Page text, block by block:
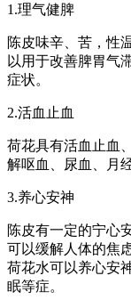
1.理气健脾
陈皮味辛、苦，性
以用于改善脾胃气
症状。
2.活血止血
荷花具有活血止血
解呕血、尿血、月
3.养心安神
陈皮有一定的宁心
可以缓解人体的焦
荷花水可以养心安
眠等症。